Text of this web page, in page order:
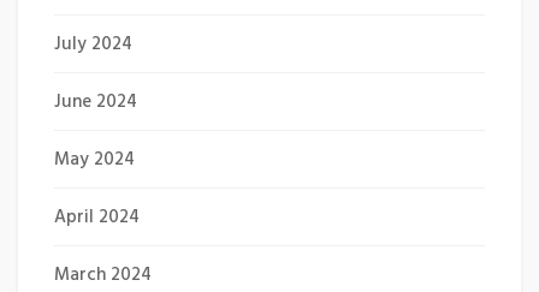
July 2024
June 2024
May 2024
April 2024
March 2024